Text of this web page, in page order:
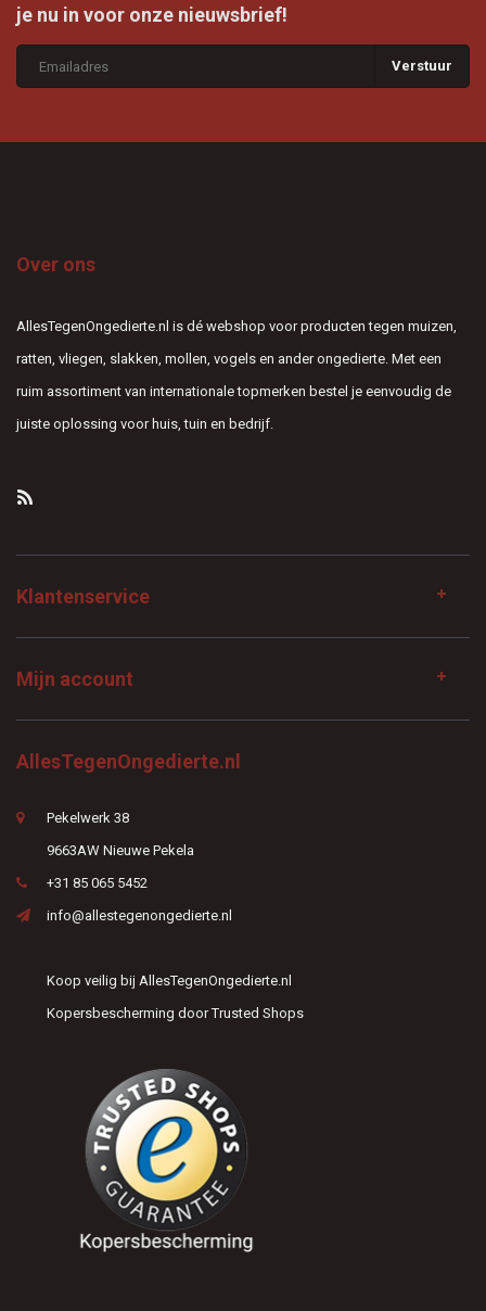
je nu in voor onze nieuwsbrief!
Verstuur
Over ons
AllesTegenOngedierte.nl is dé webshop voor producten tegen muizen,
ratten, vliegen, slakken, mollen, vogels en ander ongedierte. Met een
ruim assortiment van internationale topmerken bestel je eenvoudig de
juiste oplossing voor huis, tuin en bedrijf.
Klantenservice
Mijn account
AllesTegenOngedierte.nl
Pekelwerk 38
9663AW Nieuwe Pekela
+31 85 065 5452
info@allestegenongedierte.nl
Koop veilig bij AllesTegenOngedierte.nl
Kopersbescherming door Trusted Shops